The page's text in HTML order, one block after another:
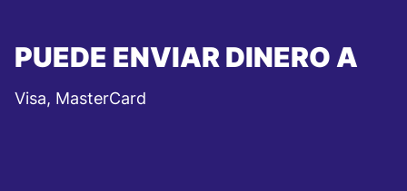
PUEDE ENVIAR DINERO A
Visa, MasterCard